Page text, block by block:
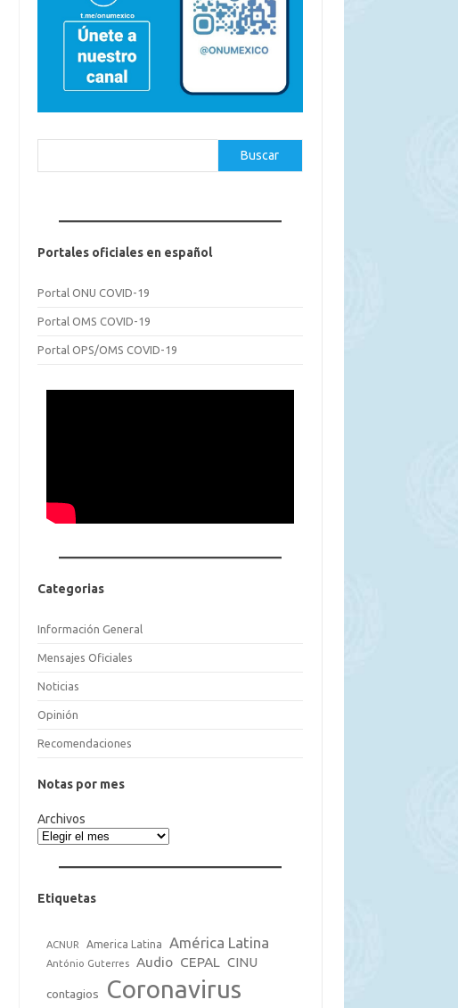
Buscar
Portales oficiales en español
Portal ONU COVID-19
Portal OMS COVID-19
Portal OPS/OMS COVID-19
Categorias
Información General
Mensajes Oficiales
Noticias
Opinión
Recomendaciones
Notas por mes
Archivos
Etiquetas
ACNUR America Latina América Latina
António Guterres Audio CEPAL CINU
contagios Coronavirus